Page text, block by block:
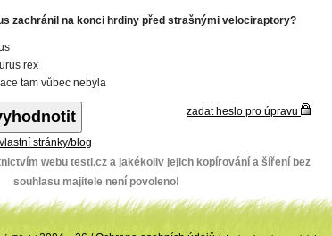
zachránil na konci hrdiny před strašnými velociraptory?
rex
tam vůbec nebyla
zadat heslo pro úpravu
stránky/blog
webu testi.cz a jakékoliv jejich kopírování a šíření bez
souhlasu majitele není povoleno!